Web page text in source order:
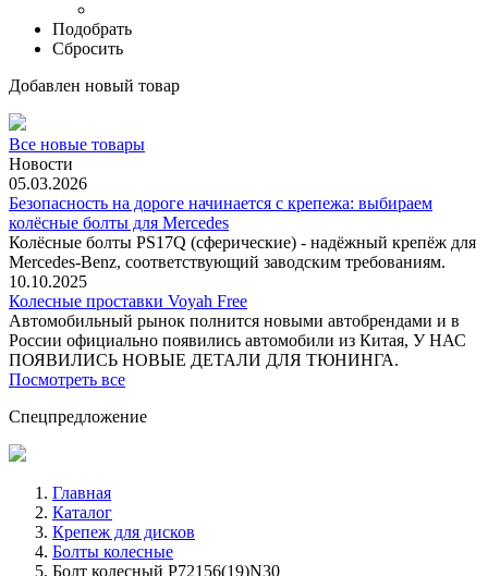
Подобрать
Сбросить
Добавлен новый товар
Все новые товары
Новости
05.03.2026
Безопасность на дороге начинается с крепежа: выбираем
колёсные болты для Mercedes
Колёсные болты PS17Q (сферические) - надёжный крепёж для
Mercedes‑Benz, соответствующий заводским требованиям.
10.10.2025
Колесные проставки Voyah Free
Автомобильный рынок полнится новыми автобрендами и в
России официально появились автомобили из Китая, У НАС
ПОЯВИЛИСЬ НОВЫЕ ДЕТАЛИ ДЛЯ ТЮНИНГА.
Посмотреть все
Спецпредложение
Главная
Каталог
Крепеж для дисков
Болты колесные
Болт колесный P72156(19)N30